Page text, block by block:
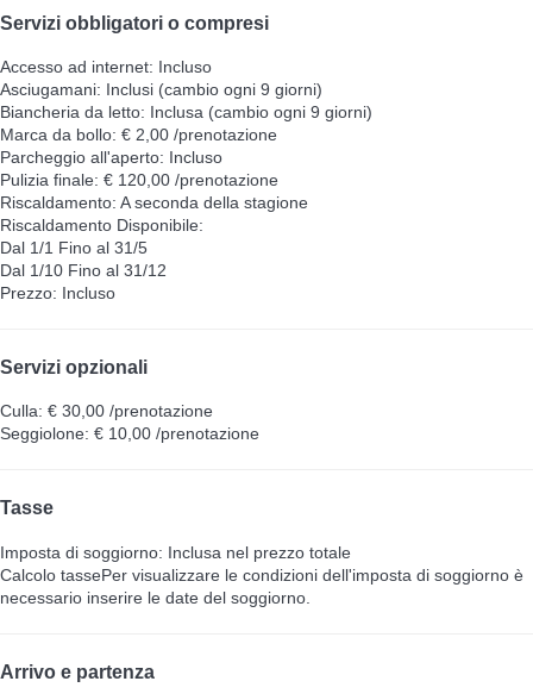
Servizi obbligatori o compresi
Accesso ad internet: Incluso
Asciugamani: Inclusi (cambio ogni 9 giorni)
Biancheria da letto: Inclusa (cambio ogni 9 giorni)
Marca da bollo: € 2,00 /prenotazione
Parcheggio all'aperto: Incluso
Pulizia finale: € 120,00 /prenotazione
Riscaldamento: A seconda della stagione
Riscaldamento Disponibile:
Dal 1/1 Fino al 31/5
Dal 1/10 Fino al 31/12
Prezzo: Incluso
Servizi opzionali
Culla: € 30,00 /prenotazione
Seggiolone: € 10,00 /prenotazione
Tasse
Imposta di soggiorno: Inclusa nel prezzo totale
Calcolo tassePer visualizzare le condizioni dell'imposta di soggiorno è
necessario inserire le date del soggiorno.
Arrivo e partenza